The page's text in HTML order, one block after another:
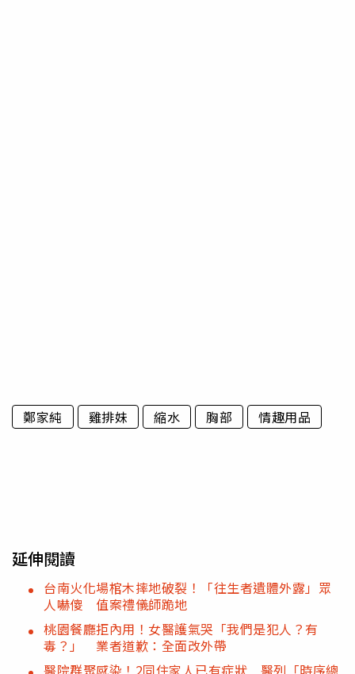
鄭家純 雞排妹 縮水 胸部 情趣用品
延伸閱讀
台南火化場棺木摔地破裂！「往生者遺體外露」眾
人嚇傻 值案禮儀師跪地
桃園餐廳拒內用！女醫護氣哭「我們是犯人？有
毒？」 業者道歉：全面改外帶
醫院群聚感染！2同住家人已有症狀 醫列「時序總